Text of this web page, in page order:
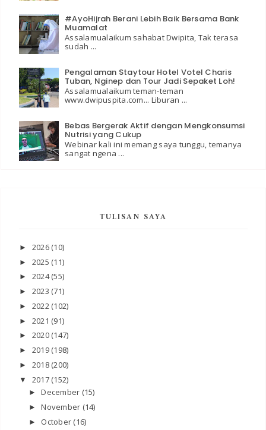
#AyoHijrah Berani Lebih Baik Bersama Bank
Muamalat
Assalamualaikum sahabat Dwipita, Tak terasa
sudah ...
Pengalaman Staytour Hotel Votel Charis
Tuban, Nginep dan Tour Jadi Sepaket Loh!
Assalamualaikum teman-teman
www.dwipuspita.com... Liburan ...
Bebas Bergerak Aktif dengan Mengkonsumsi
Nutrisi yang Cukup
Webinar kali ini memang saya tunggu, temanya
sangat ngena ...
TULISAN SAYA
► 2026 (10)
► 2025 (11)
► 2024(55)
► 2023 (71)
► 2022 (102)
► 2021 (91)
► 2020 (147)
► 2019 (198)
► 2018 (200)
▼ 2017 (152)
►December (15)
►November (14)
► October (16)